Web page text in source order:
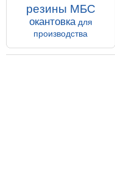
резины МБС
окантовка для
производства